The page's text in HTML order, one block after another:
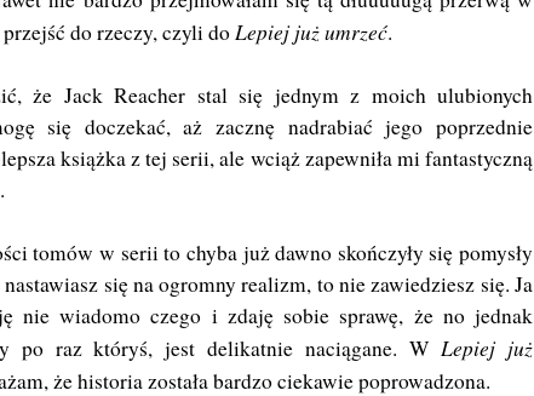
do rzeczy, czyli do Lepiej już umrzeć.
że Jack Reacher stal się jednym z moich ulubionych
się doczekać, aż zacznę nadrabiać jego poprzednie
książka z tej serii, ale wciąż zapewniła mi fantastyczną
tomów w serii to chyba już dawno skończyły się pomysły
się na ogromny realizm, to nie zawiedziesz się. Ja
nie wiadomo czego i zdaję sobie sprawę, że no jednak
po raz któryś, jest delikatnie naciągane. W Lepiej już
że historia została bardzo ciekawie poprowadzona.